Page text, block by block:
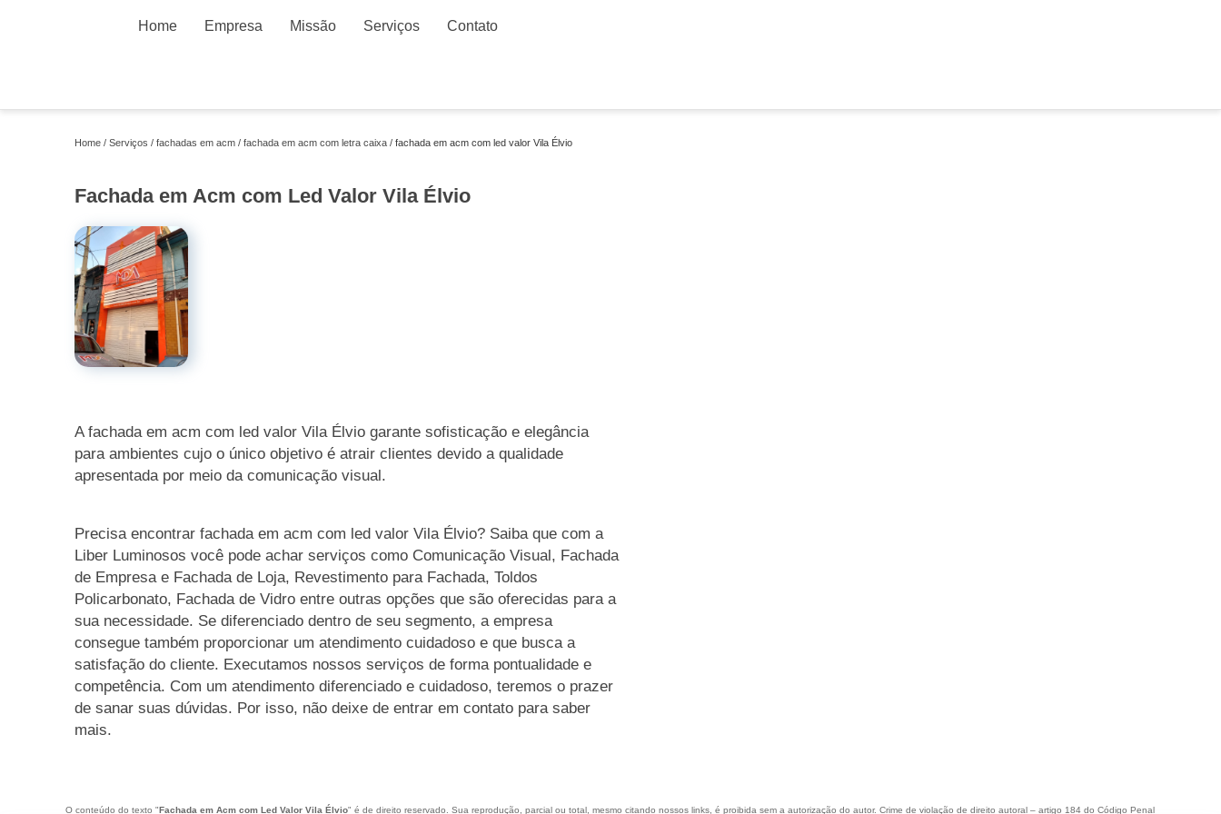
Home Empresa Missão Serviços Contato
Home Serviços fachadas em acm fachada em acm com letra caixa fachada em acm com led valor Vila Élvio
Fachada em Acm com Led Valor Vila Élvio
A fachada em acm com led valor Vila Élvio garante sofisticação e elegância
para ambientes cujo o único objetivo é atrair clientes devido a qualidade
apresentada por meio da comunicação visual.
Precisa encontrar fachada em acm com led valor Vila Élvio? Saiba que com a
Liber Luminosos você pode achar serviços como Comunicação Visual, Fachada
de Empresa e Fachada de Loja, Revestimento para Fachada, Toldos
Policarbonato, Fachada de Vidro entre outras opções que são oferecidas para a
sua necessidade. Se diferenciado dentro de seu segmento, a empresa
consegue também proporcionar um atendimento cuidadoso e que busca a
satisfação do cliente. Executamos nossos serviços de forma pontualidade e
competência. Com um atendimento diferenciado e cuidadoso, teremos o prazer
de sanar suas dúvidas. Por isso, não deixe de entrar em contato para saber
mais.
O conteúdo do texto "Fachada em Acm com Led Valor Vila Élvio" é de direito reservado. Sua reprodução, parcial ou total, mesmo citando nossos links, é proibida sem a autorização do autor. Crime de violação de direito autoral – artigo 184 do Código Penal